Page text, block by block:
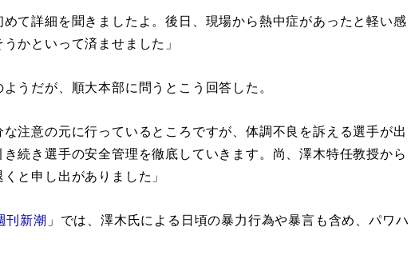
めて詳細を聞きましたよ。後日、現場から熱中症があったと軽い感
かといって済ませました」
うだが、順大本部に問うとこう回答した。
な注意の元に行っているところですが、体調不良を訴える選手が出
続き選手の安全管理を徹底していきます。尚、澤木特任教授から
と申し出がありました」
刊新潮 」では、澤木氏による日頃の暴力行為や暴言も含め、パワハ